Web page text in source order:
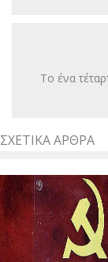
Το ένα
ΣΧΕΤΙΚΆ ΆΡΘΡΑ